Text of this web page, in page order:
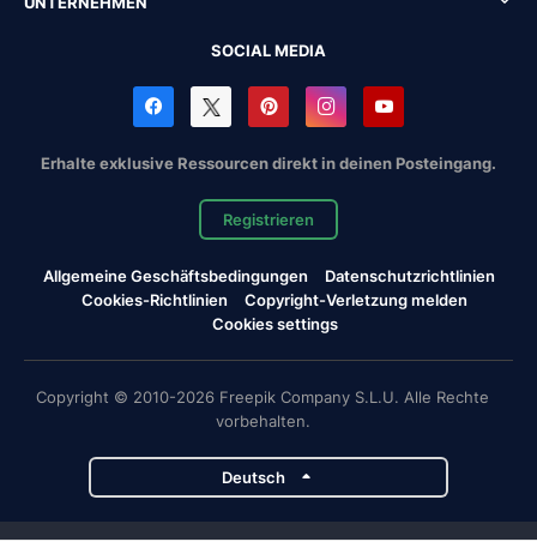
SOCIAL MEDIA
Erhalte exklusive Ressourcen direkt in deinen Posteingang.
Registrieren
Allgemeine Geschäftsbedingungen
Datenschutzrichtlinien
Cookies-Richtlinien
Copyright-Verletzung melden
Cookies settings
Copyright © 2010-2026 Freepik Company S.L.U. Alle Rechte
vorbehalten.
Deutsch